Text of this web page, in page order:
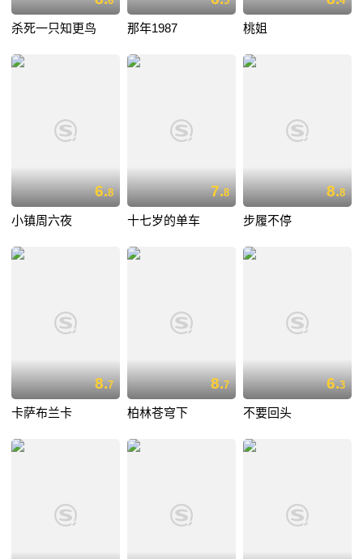
杀死一只知更鸟 那年1987 桃姐
6.8
小镇周六夜
7.8
十七岁的单车
8.8
步履不停
8.7
卡萨布兰卡
8.7
柏林苍穹下
6.3
不要回头